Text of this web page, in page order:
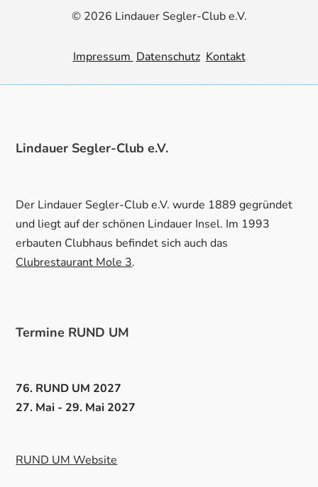
© 2026 Lindauer Segler-Club e.V.
Impressum Datenschutz Kontakt
Lindauer Segler-Club e.V.
Der Lindauer Segler-Club e.V. wurde 1889 gegründet
und liegt auf der schönen Lindauer Insel. Im 1993
erbauten Clubhaus befindet sich auch das
Clubrestaurant Mole 3.
Termine RUND UM
76. RUND UM 2027
27. Mai - 29. Mai 2027
RUND UM Website